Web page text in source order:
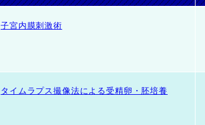
子宮内膜刺激術
タイムラプス撮像法による受精卵・胚培養